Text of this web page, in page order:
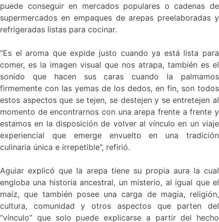
puede conseguir en mercados populares o cadenas de
supermercados en empaques de arepas preelaboradas y
refrigeradas listas para cocinar.
“Es el aroma que expide justo cuando ya está lista para
comer, es la imagen visual que nos atrapa, también es el
sonido que hacen sus caras cuando la palmamos
firmemente con las yemas de los dedos, en fin, son todos
estos aspectos que se tejen, se destejen y se entretejen al
momento de encontrarnos con una arepa frente a frente y
estamos en la disposición de volver al vínculo en un viaje
experiencial que emerge envuelto en una tradición
culinaria única e irrepetible”, refirió.
Aguiar explicó que la arepa tiene su propia aura la cual
engloba una historia ancestral, un misterio, al igual que el
maíz, que también posee una carga de magia, religión,
cultura, comunidad y otros aspectos que parten del
“vínculo” que solo puede explicarse a partir del hecho